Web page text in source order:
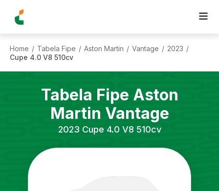
Home / Tabela Fipe / Aston Martin / Vantage / 2023 /
Cupe 4.0 V8 510cv
Tabela Fipe Aston
Martin Vantage
2023 Cupe 4.0 V8 510cv